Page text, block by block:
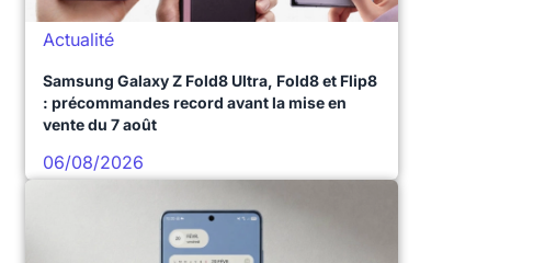
Actualité
Samsung Galaxy Z Fold8 Ultra, Fold8 et Flip8
: précommandes record avant la mise en
vente du 7 août
06/08/2026